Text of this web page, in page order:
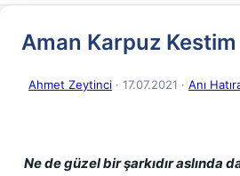
Aman Karpuz
Ahmet Zeytinci · 17.07.2021 · Anı
Ne de güzel bir şarkıdır aslında